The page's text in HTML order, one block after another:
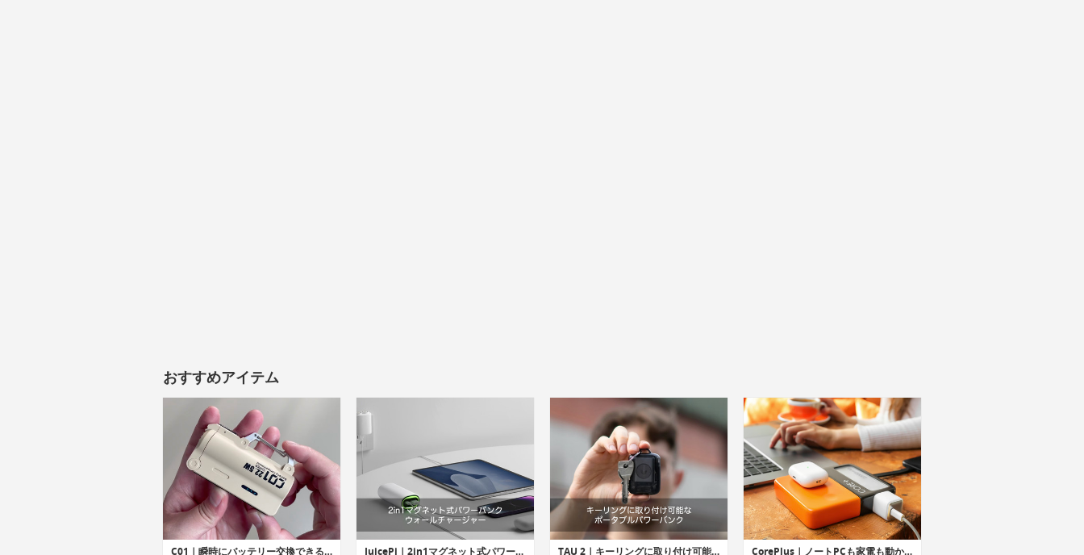
おすすめアイテム
C01｜瞬時にバッテリー交換できる超頑丈なパワーバンク JuicePi｜2in1マグネット式パワーバンクウォールチャージャー「ジュースパイ」 TAU 2｜キーリングに取り付け可能なポータブルパワーバンク CorePlus｜ノートPCも家電も動かせるAC対応27,000mAhポータブルパワーバンク